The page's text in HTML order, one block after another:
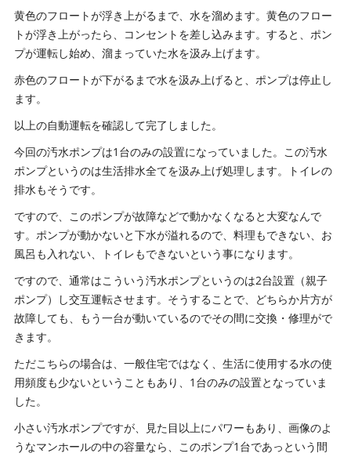
黄色のフロートが浮き上がるまで、水を溜めます。黄色のフロー
トが浮き上がったら、コンセントを差し込みます。すると、ポン
プが運転し始め、溜まっていた水を汲み上げます。
赤色のフロートが下がるまで水を汲み上げると、ポンプは停止し
ます。
以上の自動運転を確認して完了しました。
今回の汚水ポンプは1台のみの設置になっていました。この汚水
ポンプというのは生活排水全てを汲み上げ処理します。トイレの
排水もそうです。
ですので、このポンプが故障などで動かなくなると大変なんで
す。ポンプが動かないと下水が溢れるので、料理もできない、お
風呂も入れない、トイレもできないという事になります。
ですので、通常はこういう汚水ポンプというのは2台設置（親子
ポンプ）し交互運転させます。そうすることで、どちらか片方が
故障しても、もう一台が動いているのでその間に交換・修理がで
きます。
ただこちらの場合は、一般住宅ではなく、生活に使用する水の使
用頻度も少ないということもあり、1台のみの設置となっていま
した。
小さい汚水ポンプですが、見た目以上にパワーもあり、画像のよ
うなマンホールの中の容量なら、このポンプ1台であっという間